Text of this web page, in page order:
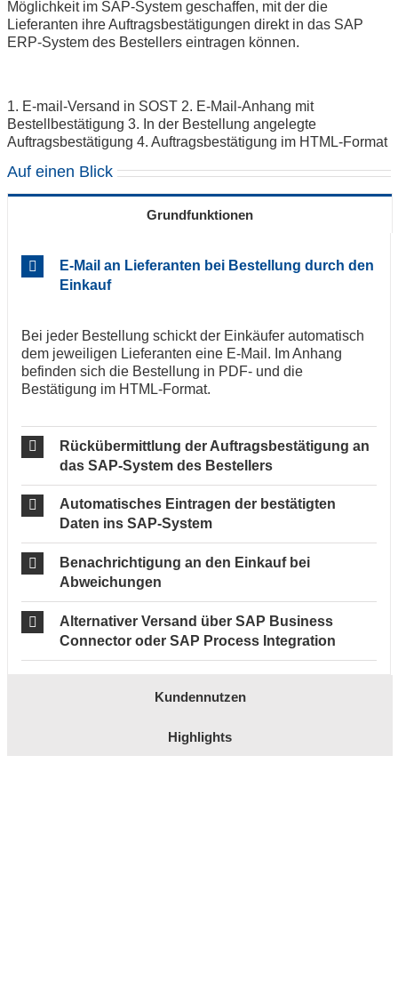
Möglichkeit im SAP-System geschaffen, mit der die
Lieferanten ihre Auftragsbestätigungen direkt in das SAP
ERP-System des Bestellers eintragen können.
1. E-mail-Versand in SOST 2. E-Mail-Anhang mit
Bestellbestätigung 3. In der Bestellung angelegte
Auftragsbestätigung 4. Auftragsbestätigung im HTML-Format
Auf einen Blick
Grundfunktionen
E-Mail an Lieferanten bei Bestellung durch den
Einkauf
Bei jeder Bestellung schickt der Einkäufer automatisch
dem jeweiligen Lieferanten eine E-Mail. Im Anhang
befinden sich die Bestellung in PDF- und die
Bestätigung im HTML-Format.
Rückübermittlung der Auftragsbestätigung an
das SAP-System des Bestellers
Automatisches Eintragen der bestätigten
Daten ins SAP-System
Benachrichtigung an den Einkauf bei
Abweichungen
Alternativer Versand über SAP Business
Connector oder SAP Process Integration
Kundennutzen
Highlights